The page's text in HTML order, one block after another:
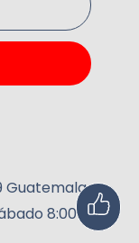
Guatemala.
8:00 a